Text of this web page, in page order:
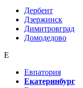
Дербент
Дзержинск
Димитровград
Домодедово
Е
Евпатория
Екатеринбург